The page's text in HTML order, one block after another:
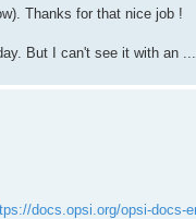
Thanks for that nice job !
But I can't see it with an ...
docs.opsi.org/opsi-docs-